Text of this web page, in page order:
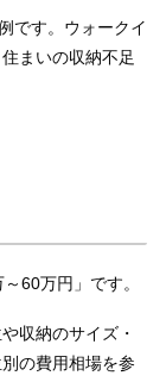
です。ウォークイ
まいの収納不足
60万円」です。
収納のサイズ・
の費用相場を参